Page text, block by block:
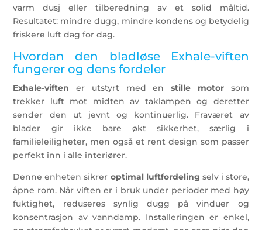
varm dusj eller tilberedning av et solid måltid.
Resultatet: mindre dugg, mindre kondens og betydelig
friskere luft dag for dag.
Hvordan den bladløse Exhale-viften
fungerer og dens fordeler
Exhale-viften er utstyrt med enstille motorsom
trekker luft mot midten av taklampen og deretter
sender den ut jevnt og kontinuerlig. Fraværet av
blader gir ikke bare økt sikkerhet, særlig i
familieleiligheter, men også et rent design som passer
perfekt inn i alle interiører.
Denne enheten sikrer optimal luftfordeling selv i store,
åpne rom. Når viften er i bruk under perioder med høy
fuktighet, reduseres synlig dugg på vinduer og
konsentrasjon av vanndamp. Installeringen er enkel,